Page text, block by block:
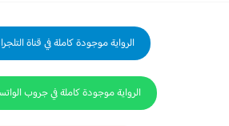
الرواية موجودة كاملة في قناة
الرواية موجودة كاملة في جروب